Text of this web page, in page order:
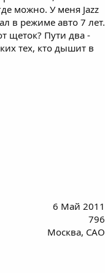
можно. У меня Jazz
в режиме авто 7 лет.
щеток? Пути два -
тех, кто дышит в
6 Май 2011
796
Москва, САО